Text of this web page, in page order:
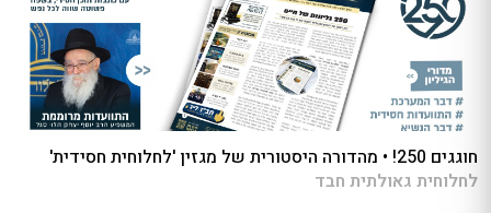
חוגגים 250! • מהדורה היסטורית של מגזין 'לחלוחית חסידית'
לחלוחית גאולתית חבד